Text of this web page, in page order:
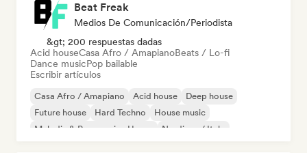
Beat Freak
Medios De Comunicación/Periodista
&gt; 200 respuestas dadas
Acid houseCasa Afro / AmapianoBeats / Lo-fi
Dance musicPop bailable
Escribir artículos
Casa Afro / Amapiano Acid house
Deep house
Future house
Hard Techno
House music
Melodic & Progressive House
Nu-disco / Italo